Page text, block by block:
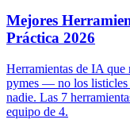
Mejores
Práctica 2026
Herramientas de IA que
pymes — no los listicles
nadie. Las 7
equipo de 4.